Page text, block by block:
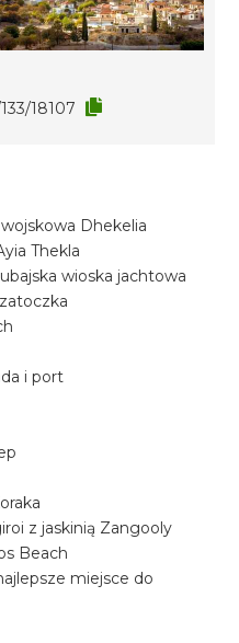
18107
Dhekelia
Thekla
wioska jachtowa
i port
z jaskinią Zangooly
Beach
miejsce do